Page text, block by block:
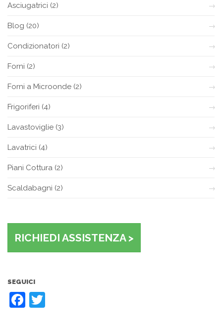
Asciugatrici (2)
Blog (20)
Condizionatori (2)
Forni (2)
Forni a Microonde (2)
Frigoriferi (4)
Lavastoviglie (3)
Lavatrici (4)
Piani Cottura (2)
Scaldabagni (2)
RICHIEDI ASSISTENZA >
SEGUICI
Facebook